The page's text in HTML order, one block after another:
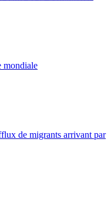
mondiale
de migrants arrivant par